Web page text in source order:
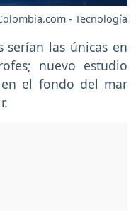
- Tecnología
serían las únicas en
nuevo estudio
el fondo del mar